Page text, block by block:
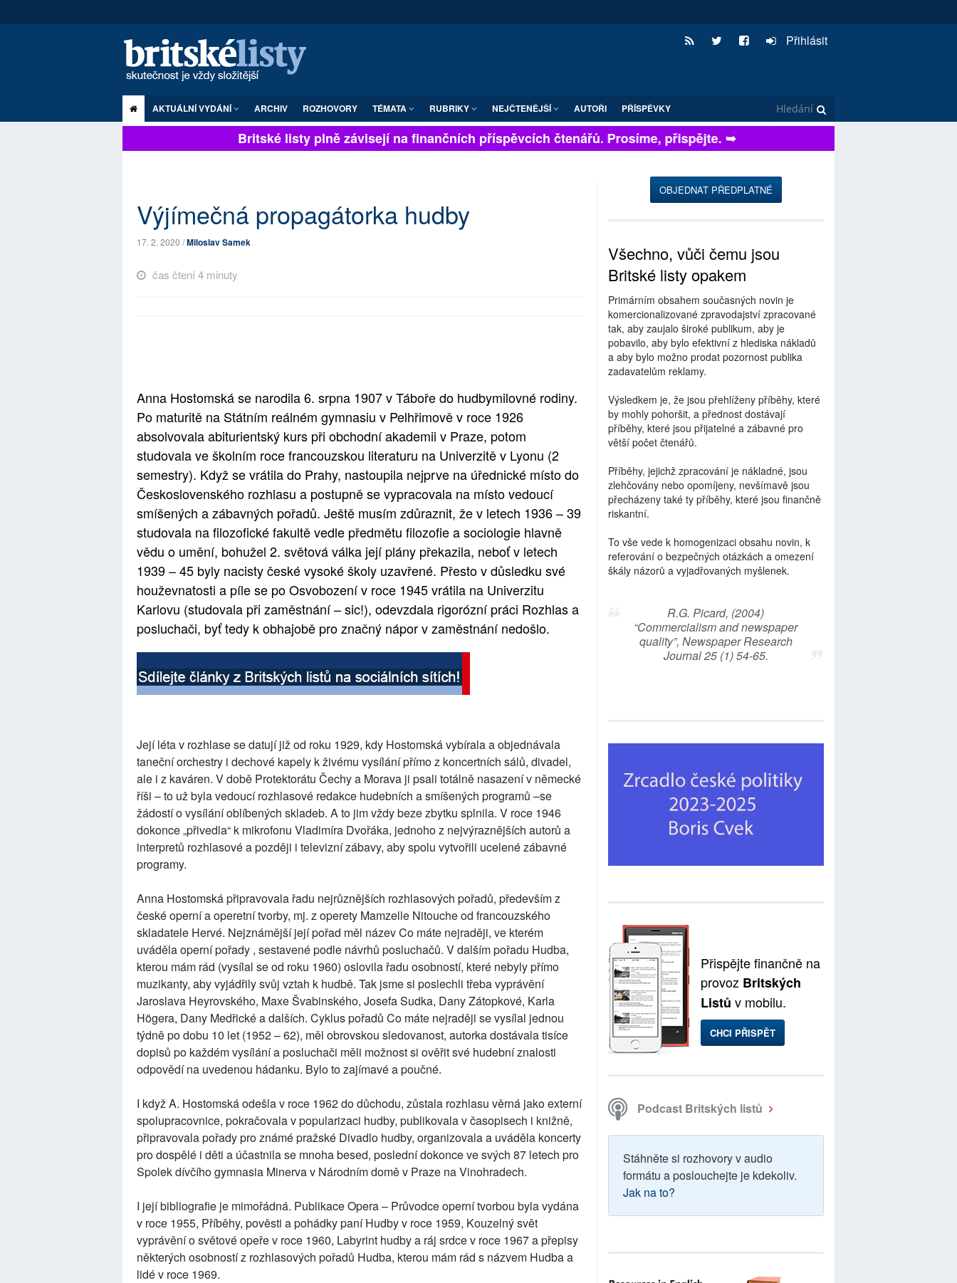
Přihlásit
AKTUÁLNÍ VYDÁNÍ ARCHIV ROZHOVORY TÉMATA RUBRIKY NEJČTENĚJŠÍ AUTOŘI PŘÍSPĚVKY
Britské listy plně závisejí na finančních příspěvcích čtenářů. Prosíme, přispějte. ➥
Výjímečná propagátorka hudby
17. 2. 2020 /Miloslav Samek
čas čtení 4 minuty
Anna Hostomská se narodila 6. srpna 1907 v Táboře do hudbymilovné rodiny.
Po maturitě na Státním reálném gymnasiu v Pelhřimově v roce 1926
absolvovala abiturientský kurs při obchodní akademii v Praze, potom
studovala ve školním roce francouzskou literaturu na Univerzitě v Lyonu (2
semestry). Když se vrátila do Prahy, nastoupila nejprve na úřednické místo do
Československého rozhlasu a postupně se vypracovala na místo vedoucí
smíšených a zábavných pořadů. Ještě musím zdůraznit, že v letech 1936 – 39
studovala na filozofické fakultě vedle předmětu filozofie a sociologie hlavně
vědu o umění, bohužel 2. světová válka její plány překazila, neboť v letech
1939 – 45 byly nacisty české vysoké školy uzavřené. Přesto v důsledku své
houževnatosti a píle se po Osvobození v roce 1945 vrátila na Univerzitu
Karlovu (studovala při zaměstnání – sic!), odevzdala rigorózní práci Rozhlas a
posluchači, byť tedy k obhajobě pro značný nápor v zaměstnání nedošlo.
Její léta v rozhlase se datují již od roku 1929, kdy Hostomská vybírala a objednávala
taneční orchestry i dechové kapely k živému vysílání přímo z koncertních sálů, divadel,
ale i z kaváren. V době Protektorátu Čechy a Morava ji psali totálně nasazení v německé
říši – to už byla vedoucí rozhlasové redakce hudebních a smíšených programů –se
žádostí o vysílání oblíbených skladeb. A to jim vždy beze zbytku splnila. V roce 1946
dokonce „přivedla“ k mikrofonu Vladimíra Dvořáka, jednoho z nejvýraznějších autorů a
interpretů rozhlasové a později i televizní zábavy, aby spolu vytvořili ucelené zábavné
programy.
Anna Hostomská připravovala řadu nejrůznějších rozhlasových pořadů, především z
české operní a operetní tvorby, mj. z operety Mamzelle Nitouche od francouzského
skladatele Hervé. Nejznámější její pořad měl název Co máte nejraději, ve kterém
uváděla operní pořady , sestavené podle návrhů posluchačů. V dalším pořadu Hudba,
kterou mám rád (vysílal se od roku 1960) oslovila řadu osobností, které nebyly přímo
muzikanty, aby vyjádřily svůj vztah k hudbě. Tak jsme si poslechli třeba vyprávění
Jaroslava Heyrovského, Maxe Švabinského, Josefa Sudka, Dany Zátopkové, Karla
Högera, Dany Medřické a dalších. Cyklus pořadů Co máte nejraději se vysílal jednou
týdně po dobu 10 let (1952 – 62), měl obrovskou sledovanost, autorka dostávala tisíce
dopisů po každém vysílání a posluchači měli možnost si ověřit své hudební znalosti
odpovědí na uvedenou hádanku. Bylo to zajímavé a poučné.
I když A. Hostomská odešla v roce 1962 do důchodu, zůstala rozhlasu věrná jako externí
spolupracovnice, pokračovala v popularizaci hudby, publikovala v časopisech i knižně,
připravovala pořady pro známé pražské Divadlo hudby, organizovala a uváděla koncerty
pro dospělé i děti a účastnila se mnoha besed, poslední dokonce ve svých 87 letech pro
Spolek dívčího gymnasia Minerva v Národním domě v Praze na Vinohradech.
I její bibliografie je mimořádná. Publikace Opera – Průvodce operní tvorbou byla vydána
v roce 1955, Příběhy, pověsti a pohádky paní Hudby v roce 1959, Kouzelný svět
vyprávění o světové opeře v roce 1960, Labyrint hudby a ráj srdce v roce 1967 a přepisy
některých osobností z rozhlasových pořadů Hudba, kterou mám rád s názvem Hudba a
lidé v roce 1969.
OBJEDNAT PŘEDPLATNÉ
Všechno, vůči čemu jsou
Britské listy opakem
Primárním obsahem současných novin je
komercionalizované zpravodajství zpracované
tak, aby zaujalo široké publikum, aby je
pobavilo, aby bylo efektivní z hlediska nákladů
a aby bylo možno prodat pozornost publika
zadavatelům reklamy.
Výsledkem je, že jsou přehlíženy příběhy, které
by mohly pohoršit, a přednost dostávají
příběhy, které jsou přijatelné a zábavné pro
větší počet čtenářů.
Příběhy, jejichž zpracování je nákladné, jsou
zlehčovány nebo opomíjeny, nevšímavě jsou
přecházeny také ty příběhy, které jsou finančně
riskantní.
To vše vede k homogenizaci obsahu novin, k
referování o bezpečných otázkách a omezení
škály názorů a vyjadřovaných myšlenek.
R.G. Picard, (2004)
“Commercialism and newspaper
quality”, Newspaper Research
Journal 25 (1) 54-65.
Přispějte finančně na
provoz Britských
Listů v mobilu.
CHCI PŘISPĚT
Podcast Britských listů
Stáhněte si rozhovory v audio
formátu a poslouchejte je kdekoliv.
Jak na to?